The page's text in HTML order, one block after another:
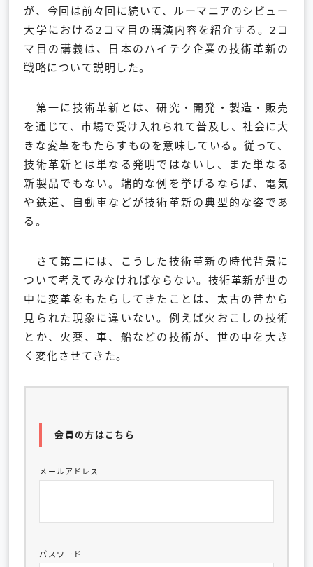
が、今回は前々回に続いて、ルーマニアのシビュー
大学における2コマ目の講演内容を紹介する。2コ
マ目の講義は、日本のハイテク企業の技術革新の
戦略について説明した。
第一に技術革新とは、研究・開発・製造・販売
を通じて、市場で受け入れられて普及し、社会に大
きな変革をもたらすものを意味している。従って、
技術革新とは単なる発明ではないし、また単なる
新製品でもない。端的な例を挙げるならば、電気
や鉄道、自動車などが技術革新の典型的な姿であ
る。
さて第二には、こうした技術革新の時代背景に
ついて考えてみなければならない。技術革新が世の
中に変革をもたらしてきたことは、太古の昔から
見られた現象に違いない。例えば火おこしの技術
とか、火薬、車、船などの技術が、世の中を大き
く変化させてきた。
会員の方はこちら
メールアドレス
パスワード